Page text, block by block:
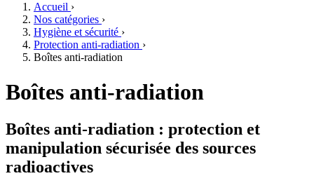
Accueil ›
Nos catégories ›
Hygiène et sécurité ›
Protection anti-radiation ›
Boîtes anti-radiation
Boîtes anti-radiation
Boîtes anti-radiation : protection et
manipulation sécurisée des sources
radioactives